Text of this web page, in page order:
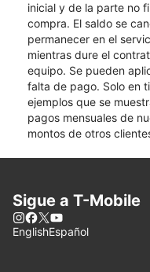
inicial y de la parte no
compra. El saldo se
permanecer en el
mientras dure el
equipo. Se pueden
falta de pago. Solo en
ejemplos que se
pagos mensuales de
montos de otros